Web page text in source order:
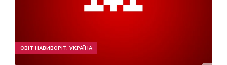
СВІТ НАВИВОРІТ. УКРАЇНА